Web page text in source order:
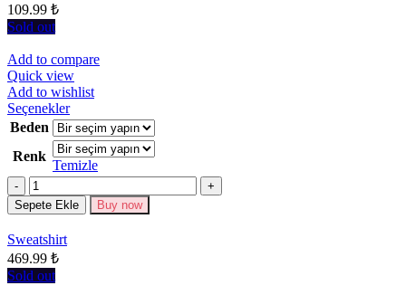
109.99 ₺
Sold out
Add to compare
Quick view
Add to wishlist
SeçeneklerBu
ürünün
birden
fazla
varyasyonu
Seçenekler
Beden
Renk
Temizle
Miktar
Sepete Ekle Buy now
Sweatshirt
469.99 ₺
Sold out